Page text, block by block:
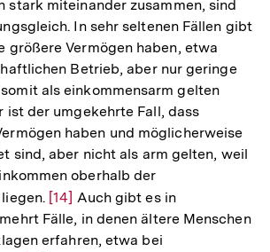
stark miteinander zusammen, sind
In sehr seltenen Fällen gibt
größere Vermögen haben, etwa
Betrieb, aber nur geringe
als einkommensarm gelten
ist der umgekehrte Fall, dass
haben und möglicherweise
sind, aber nicht als arm gelten, weil
oberhalb der
Zur
Auflösung
der
[14] Auch gibt es in
Fälle, in denen ältere Menschen
erfahren, etwa bei